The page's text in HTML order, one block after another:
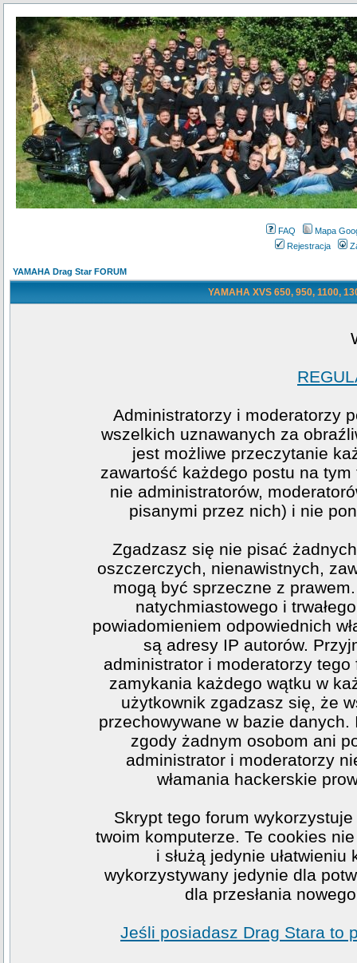
FAQ
Mapa
Rejestracja
YAMAHA Drag Star FORUM
YAMAHA XVS 650, 950, 1100,
Administratorzy i moderatorzy
wszelkich uznawanych za
jest możliwe przeczytanie
zawartość każdego postu na
nie administratorów,
pisanymi przez nich) i nie
Zgadzasz się nie pisać
oszczerczych, nienawistnych,
mogą być sprzeczne z
natychmiastowego i
powiadomieniem odpowiednich
są adresy IP autorów.
administrator i moderatorzy
zamykania każdego wątku w
użytkownik zgadzasz się, że
przechowywane w bazie
zgody żadnym osobom ani
administrator i moderatorzy
włamania hackerskie
Skrypt tego forum
twoim komputerze. Te cookies
i służą jedynie
wykorzystywany jedynie dla
dla przesłania
Jeśli posiadasz Drag Stara to